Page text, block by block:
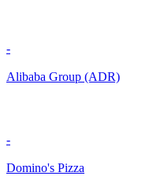
-
Alibaba Group (ADR)
-
Domino's Pizza